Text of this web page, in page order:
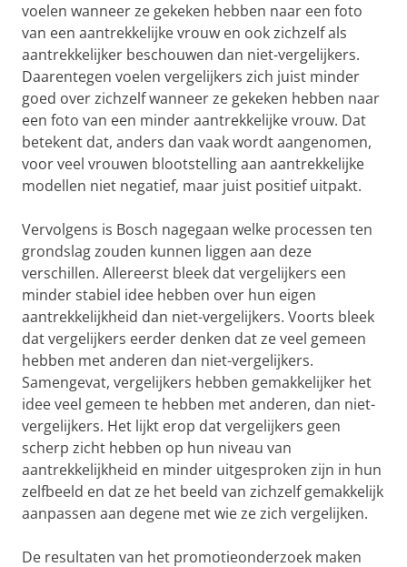
voelen wanneer ze gekeken hebben naar een foto
van een aantrekkelijke vrouw en ook zichzelf als
aantrekkelijker beschouwen dan niet-vergelijkers.
Daarentegen voelen vergelijkers zich juist minder
goed over zichzelf wanneer ze gekeken hebben naar
een foto van een minder aantrekkelijke vrouw. Dat
betekent dat, anders dan vaak wordt aangenomen,
voor veel vrouwen blootstelling aan aantrekkelijke
modellen niet negatief, maar juist positief uitpakt.
Vervolgens is Bosch nagegaan welke processen ten
grondslag zouden kunnen liggen aan deze
verschillen. Allereerst bleek dat vergelijkers een
minder stabiel idee hebben over hun eigen
aantrekkelijkheid dan niet-vergelijkers. Voorts bleek
dat vergelijkers eerder denken dat ze veel gemeen
hebben met anderen dan niet-vergelijkers.
Samengevat, vergelijkers hebben gemakkelijker het
idee veel gemeen te hebben met anderen, dan niet-
vergelijkers. Het lijkt erop dat vergelijkers geen
scherp zicht hebben op hun niveau van
aantrekkelijkheid en minder uitgesproken zijn in hun
zelfbeeld en dat ze het beeld van zichzelf gemakkelijk
aanpassen aan degene met wie ze zich vergelijken.
De resultaten van het promotieonderzoek maken